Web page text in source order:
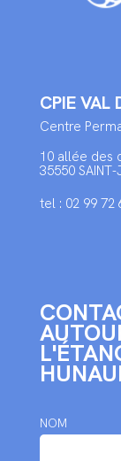
CPIE VAL
Centre
10 allée des
35550 SAINT-
tel : 02 99 72
NOM